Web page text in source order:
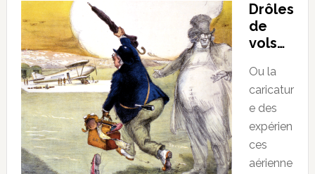
Drôles
de
vols…
Ou la
caricatur
e des
expérien
ces
aérienne